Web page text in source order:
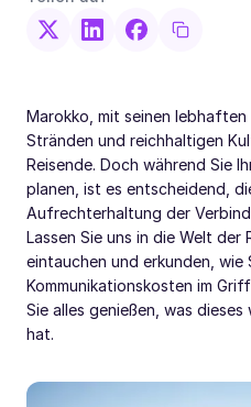
Marokko, mit seinen
Stränden und reichhaltigen
Reisende. Doch während Sie
planen, ist es entscheidend,
Aufrechterhaltung der
Lassen Sie uns in die Welt der
eintauchen und erkunden, wie
Kommunikationskosten im
Sie alles genießen, was
hat.